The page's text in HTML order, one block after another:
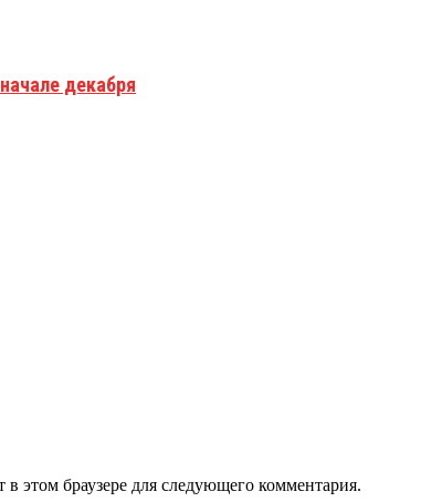
декабря
этом браузере для следующего комментария.